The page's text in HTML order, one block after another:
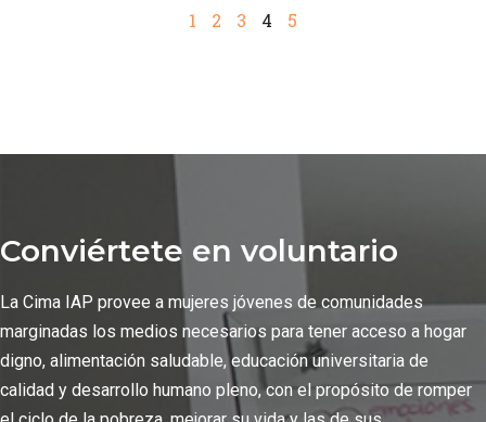
1 2 3 4 5
Conviértete en voluntario
La Cima IAP provee a mujeres jóvenes de comunidades
marginadas los medios necesarios para tener acceso a hogar
digno, alimentación saludable, educación universitaria de
calidad y desarrollo humano pleno, con el propósito de romper